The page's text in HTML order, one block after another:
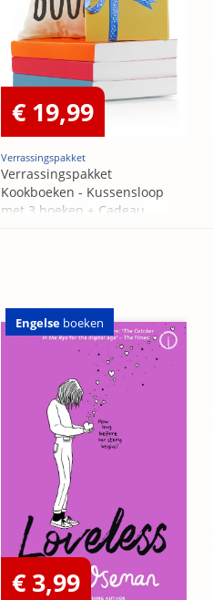
€ 19,99
Verrassingspakket
Verrassingspakket
Kookboeken - Kussensloop
met 3 boeken + Cadeau
Engelse boeken
€ 3,99